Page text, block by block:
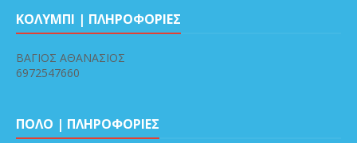
ΚΟΛΥΜΠΙ | ΠΛΗΡΟΦΟΡΙΕΣ
ΒΑΓΙΟΣ ΑΘΑΝΑΣΙΟΣ
6972547660
ΠΟΛΟ | ΠΛΗΡΟΦΟΡΙΕΣ